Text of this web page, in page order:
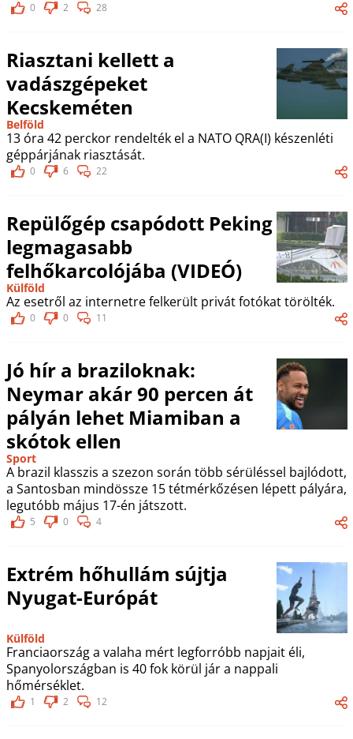
0 2 28
Riasztani kellett a
vadászgépeket
Kecskeméten
Belföld
13 óra 42 perckor rendelték el a NATO QRA(I) készenléti
géppárjának riasztását.
0 6 22
Repülőgép csapódott Peking
legmagasabb
felhőkarcolójába (VIDEÓ)
Külföld
Az esetről az internetre felkerült privát fotókat törölték.
0 0 11
Jó hír a braziloknak:
Neymar akár 90 percen át
pályán lehet Miamiban a
skótok ellen
Sport
A brazil klasszis a szezon során több sérüléssel bajlódott,
a Santosban mindössze 15 tétmérkőzésen lépett pályára,
legutóbb május 17-én játszott.
5 0 4
Extrém hőhullám sújtja
Nyugat-Európát
Külföld
Franciaország a valaha mért legforróbb napjait éli,
Spanyolországban is 40 fok körül jár a nappali
hőmérséklet.
1 2 12